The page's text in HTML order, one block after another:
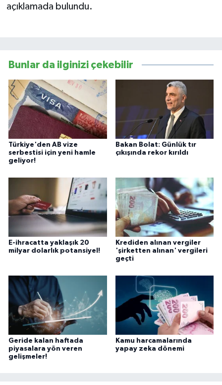
açıklamada bulundu.
Bunlar da ilginizi çekebilir
Türkiye'den AB vize
serbestisi için yeni hamle
geliyor!
Bakan Bolat: Günlük tır
çıkışında rekor kırıldı
E-ihracatta yaklaşık 20
milyar dolarlık potansiyel!
Krediden alınan vergiler
'şirketten alınan' vergileri
geçti
Geride kalan haftada
piyasalara yön veren
gelişmeler!
Kamu harcamalarında
yapay zeka dönemi